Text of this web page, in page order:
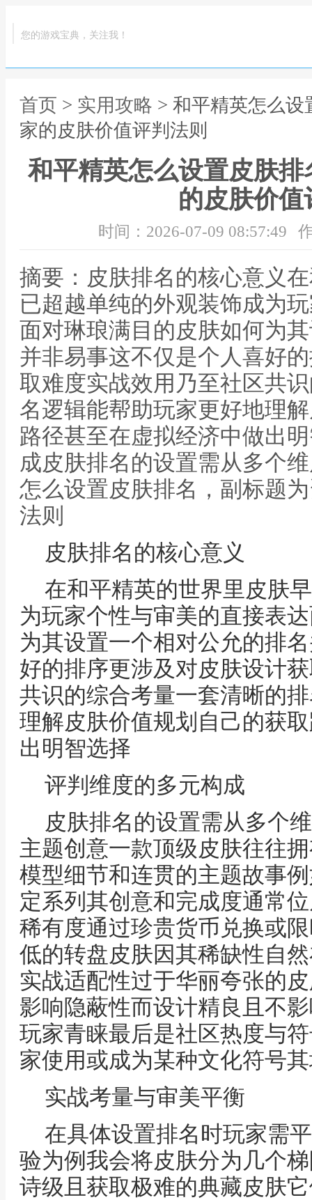
您的游戏宝典，关注我！
首页 > 实用攻略 > 和平精英怎么
家的皮肤价值评判法则
和平精英怎么设置皮肤
的皮肤价值
时间：2026-07-09 08:57:49
摘要：皮肤排名的核心意义
已超越单纯的外观装饰成为
面对琳琅满目的皮肤如何为
并非易事这不仅是个人喜好
取难度实战效用乃至社区共
名逻辑能帮助玩家更好地理
路径甚至在虚拟经济中做出
成皮肤排名的设置需从多个
怎么设置皮肤排名，副标题
法则
皮肤排名的核心意义
在和平精英的世界里皮肤
为玩家个性与审美的直接表
为其设置一个相对公允的排
好的排序更涉及对皮肤设计
共识的综合考量一套清晰的
理解皮肤价值规划自己的获
出明智选择
评判维度的多元构成
皮肤排名的设置需从多个
主题创意一款顶级皮肤往往
模型细节和连贯的主题故事
定系列其创意和完成度通常
稀有度通过珍贵货币兑换或
低的转盘皮肤因其稀缺性自
实战适配性过于华丽夸张的
影响隐蔽性而设计精良且不
玩家青睐最后是社区热度与
家使用或成为某种文化符号
实战考量与审美平衡
在具体设置排名时玩家需
验为例我会将皮肤分为几个
诗级且获取极难的典藏皮肤